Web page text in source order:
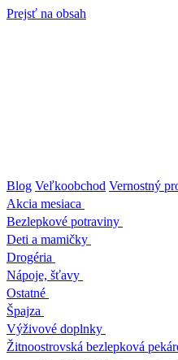
Prejsť na obsah
Blog Veľkoobchod Vernostný
Akcia mesiaca
Bezlepkové potraviny
Deti a mamičky
Drogéria
Nápoje, šťavy
Ostatné
Špajza
Výživové doplnky
Žitnoostrovská bezlepková